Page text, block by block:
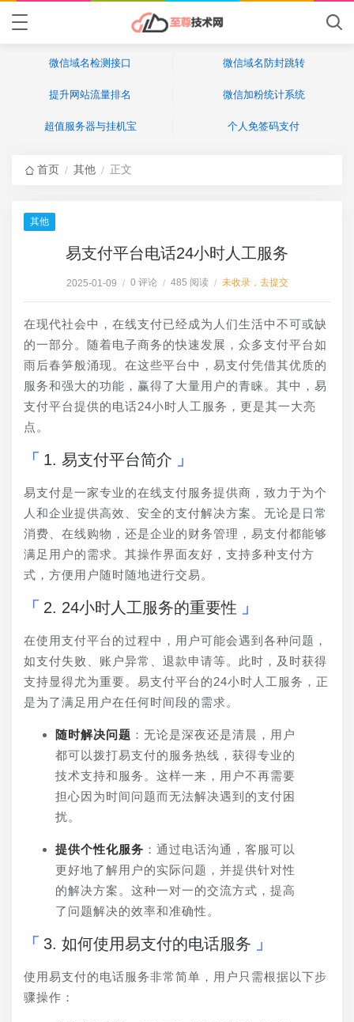
微信域名检测接口 微信域名防封跳转
提升网站流量排名 微信加粉统计系统
超值服务器与挂机宝 个人免签码支付
首页 / 其他 / 正文
其他
易支付平台电话24小时人工服务
2025-01-09 / 0 评论 / 485 阅读 / 未收录，去提交
在现代社会中，在线支付已经成为人们生活中不可或缺
的一部分。随着电子商务的快速发展，众多支付平台如
雨后春笋般涌现。在这些平台中，易支付凭借其优质的
服务和强大的功能，赢得了大量用户的青睐。其中，易
支付平台提供的电话24小时人工服务，更是其一大亮
点。
1. 易支付平台简介
易支付是一家专业的在线支付服务提供商，致力于为个
人和企业提供高效、安全的支付解决方案。无论是日常
消费、在线购物，还是企业的财务管理，易支付都能够
满足用户的需求。其操作界面友好，支持多种支付方
式，方便用户随时随地进行交易。
2. 24小时人工服务的重要性
在使用支付平台的过程中，用户可能会遇到各种问题，
如支付失败、账户异常、退款申请等。此时，及时获得
支持显得尤为重要。易支付平台的24小时人工服务，正
是为了满足用户在任何时间段的需求。
随时解决问题 ：无论是深夜还是清晨，用户
都可以拨打易支付的服务热线，获得专业的
技术支持和服务。这样一来，用户不再需要
担心因为时间问题而无法解决遇到的支付困
扰。
提供个性化服务 ：通过电话沟通，客服可以
更好地了解用户的实际问题，并提供针对性
的解决方案。这种一对一的交流方式，提高
了问题解决的效率和准确性。
3. 如何使用易支付的电话服务
使用易支付的电话服务非常简单，用户只需根据以下步
骤操作：